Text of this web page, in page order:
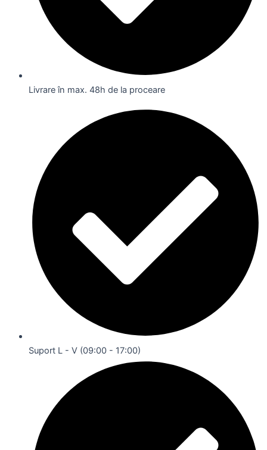
Livrare în max. 48h de la proceare
Suport L - V (09:00 - 17:00)